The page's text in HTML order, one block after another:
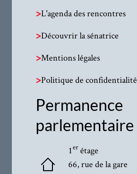
>L'agenda des rencontres
>Découvrir la sénatrice
>Mentions légales
>Politique de confidentialité
Permanence
parlementaire
1erétage
66, rue de la gare